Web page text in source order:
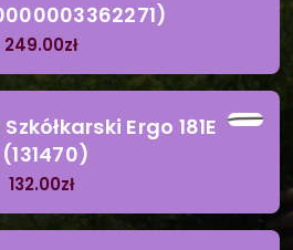
249.00zł
Ergo 181E
(131470)
132.00zł